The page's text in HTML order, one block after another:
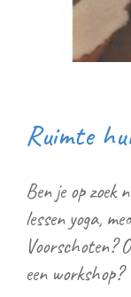
Ruimte
Ben je op zoek
lessen yoga,
Voorschoten?
een workshop?